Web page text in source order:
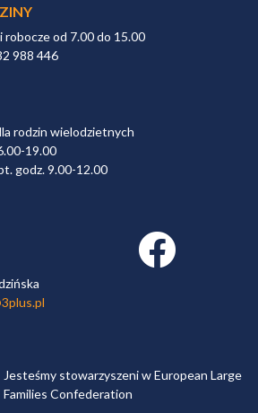
robocze od 7.00 do 15.00
988 446
rodzin wielodzietnych
19.00
godz. 9.00-12.00
Facebook link
Jesteśmy stowarzyszeni w European Large
Families Confederation